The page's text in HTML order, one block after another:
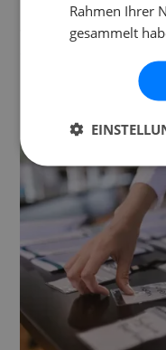
Sponsoring finden
nkrete Gegenleistungen:
uppe und einen
n kann, bekommt
rfolgsmessung.
Rahmen Ihrer
gesammelt